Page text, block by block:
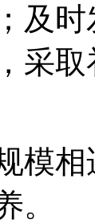
及
采
模
。